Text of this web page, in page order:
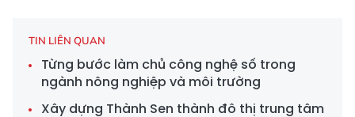
TIN LIÊN QUAN
Từng bước làm chủ công nghệ số trong
ngành nông nghiệp và môi trường
Xây dựng Thành Sen thành đô thị trung tâm